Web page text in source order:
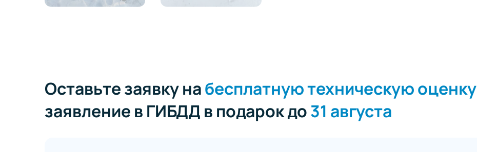
Оставьте заявку набесплатную техническую оценку
заявление в ГИБДД в подарок до31 августа